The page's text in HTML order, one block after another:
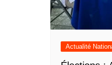
Actualité